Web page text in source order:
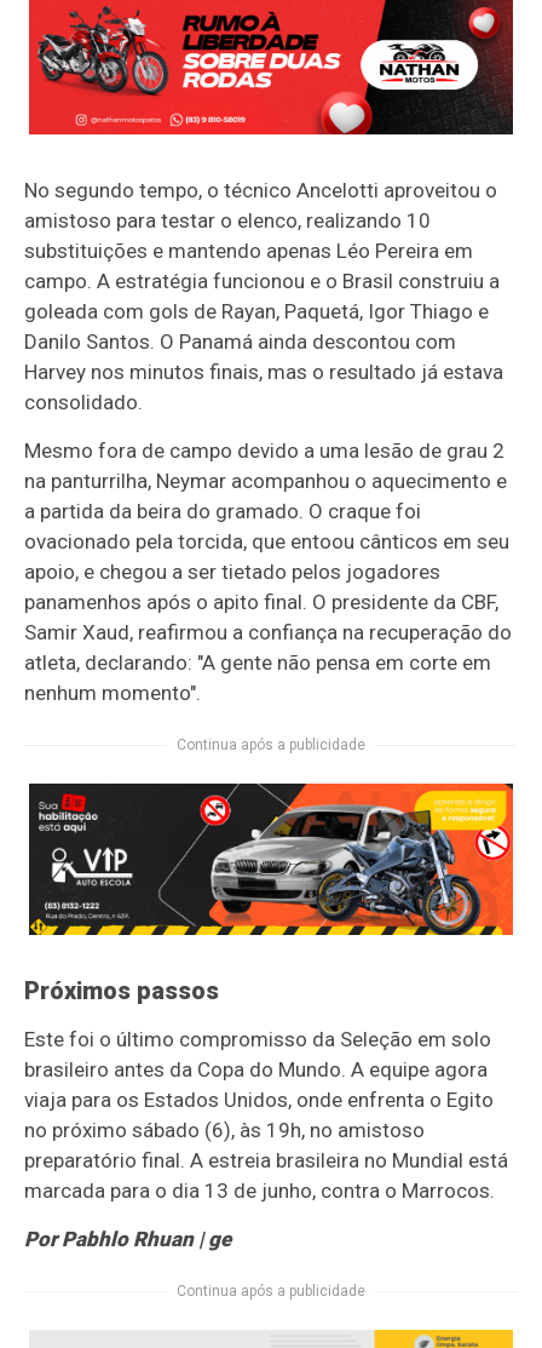
No segundo tempo, o técnico Ancelotti aproveitou o
amistoso para testar o elenco, realizando 10
substituições e mantendo apenas Léo Pereira em
campo. A estratégia funcionou e o Brasil construiu a
goleada com gols de Rayan, Paquetá, Igor Thiago e
Danilo Santos. O Panamá ainda descontou com
Harvey nos minutos finais, mas o resultado já estava
consolidado.
Mesmo fora de campo devido a uma lesão de grau 2
na panturrilha, Neymar acompanhou o aquecimento e
a partida da beira do gramado. O craque foi
ovacionado pela torcida, que entoou cânticos em seu
apoio, e chegou a ser tietado pelos jogadores
panamenhos após o apito final. O presidente da CBF,
Samir Xaud, reafirmou a confiança na recuperação do
atleta, declarando: "A gente não pensa em corte em
nenhum momento".
Continua após a publicidade
Próximos passos
Este foi o último compromisso da Seleção em solo
brasileiro antes da Copa do Mundo. A equipe agora
viaja para os Estados Unidos, onde enfrenta o Egito
no próximo sábado (6), às 19h, no amistoso
preparatório final. A estreia brasileira no Mundial está
marcada para o dia 13 de junho, contra o Marrocos.
Por Pabhlo Rhuan | ge
Continua após a publicidade